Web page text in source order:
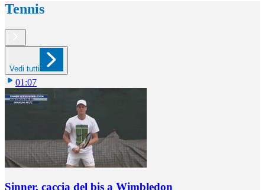
Tennis
Vedi tutti
01:07
Sinner, caccia del bis a Wimbledon